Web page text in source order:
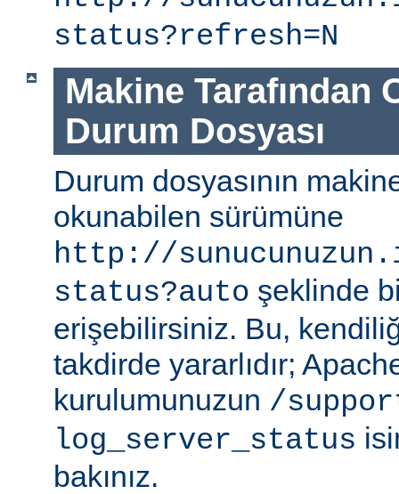
status?refresh=N
Makine Tarafından
Durum Dosyası
Durum dosyasının
okunabilen sürümüne
http://
status?auto şeklinde
erişebilirsiniz. Bu,
takdirde yararlıdır;
kurulumunuzun /
log_server_status
bakınız.